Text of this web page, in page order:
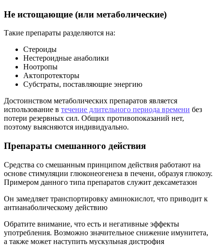
Не истощающие (или метаболические)
Такие препараты разделяются на:
Стероиды
Нестероидные анаболики
Ноотропы
Актопротекторы
Субстраты, поставляющие энергию
Достоинством метаболических препаратов является
использование в течение длительного периода времени без
потери резервных сил. Общих противопоказаний нет,
поэтому выясняются индивидуально.
Препараты смешанного действия
Средства со смешанным принципом действия работают на
основе стимуляции глюконеогенеза в печени, образуя глюкозу.
Примером данного типа препаратов служит дексаметазон
Он замедляет транспортировку аминокислот, что приводит к
антианаболическому действию
Обратите внимание, что есть и негативные эффекты
употребления. Возможно значительное снижение имунитета,
а также может наступить мускульная дистрофия